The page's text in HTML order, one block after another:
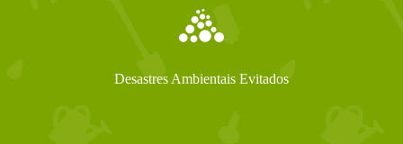
Desastres Ambientais Evitados